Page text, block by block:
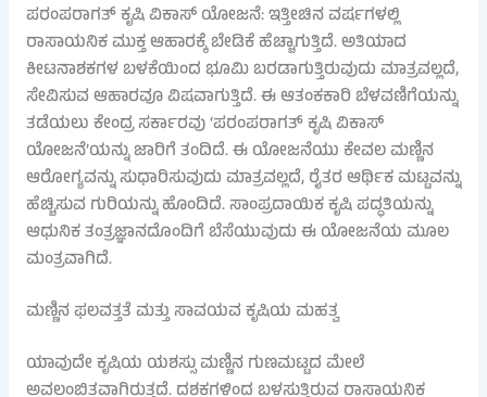
ಪರಂಪರಾಗತ್ ಕೃಷಿ ವಿಕಾಸ್ ಯೋಜನೆ: ಇತ್ತೀಚಿನ ವರ್ಷಗಳಲ್ಲಿ
ರಾಸಾಯನಿಕ ಮುಕ್ತ ಆಹಾರಕ್ಕೆ ಬೇಡಿಕೆ ಹೆಚ್ಚಾಗುತ್ತಿದೆ. ಅತಿಯಾದ
ಕೀಟನಾಶಕಗಳ ಬಳಕೆಯಿಂದ ಭೂಮಿ ಬರಡಾಗುತ್ತಿರುವುದು ಮಾತ್ರವಲ್ಲದೆ,
ಸೇವಿಸುವ ಆಹಾರವೂ ವಿಷವಾಗುತ್ತಿದೆ. ಈ ಆತಂಕಕಾರಿ ಬೆಳವಣಿಗೆಯನ್ನು
ತಡೆಯಲು ಕೇಂದ್ರ ಸರ್ಕಾರವು ‘ಪರಂಪರಾಗತ್ ಕೃಷಿ ವಿಕಾಸ್
ಯೋಜನೆ’ಯನ್ನು ಜಾರಿಗೆ ತಂದಿದೆ. ಈ ಯೋಜನೆಯು ಕೇವಲ ಮಣ್ಣಿನ
ಆರೋಗ್ಯವನ್ನು ಸುಧಾರಿಸುವುದು ಮಾತ್ರವಲ್ಲದೆ, ರೈತರ ಆರ್ಥಿಕ ಮಟ್ಟವನ್ನು
ಹೆಚ್ಚಿಸುವ ಗುರಿಯನ್ನು ಹೊಂದಿದೆ. ಸಾಂಪ್ರದಾಯಿಕ ಕೃಷಿ ಪದ್ಧತಿಯನ್ನು
ಆಧುನಿಕ ತಂತ್ರಜ್ಞಾನದೊಂದಿಗೆ ಬೆಸೆಯುವುದು ಈ ಯೋಜನೆಯ ಮೂಲ
ಮಂತ್ರವಾಗಿದೆ.
ಮಣ್ಣಿನ ಫಲವತ್ತತೆ ಮತ್ತು ಸಾವಯವ ಕೃಷಿಯ ಮಹತ್ವ
ಯಾವುದೇ ಕೃಷಿಯ ಯಶಸ್ಸು ಮಣ್ಣಿನ ಗುಣಮಟ್ಟದ ಮೇಲೆ